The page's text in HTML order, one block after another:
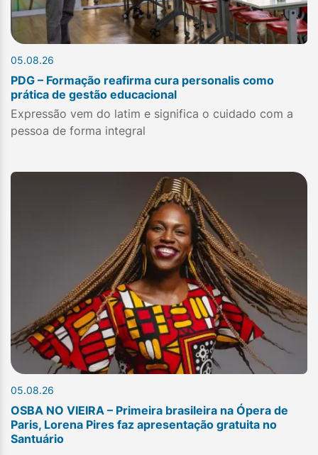
05.08.26
PDG – Formação reafirma cura personalis como
prática de gestão educacional
Expressão vem do latim e significa o cuidado com a
pessoa de forma integral
05.08.26
OSBA NO VIEIRA – Primeira brasileira na Ópera de
Paris, Lorena Pires faz apresentação gratuita no
Santuário